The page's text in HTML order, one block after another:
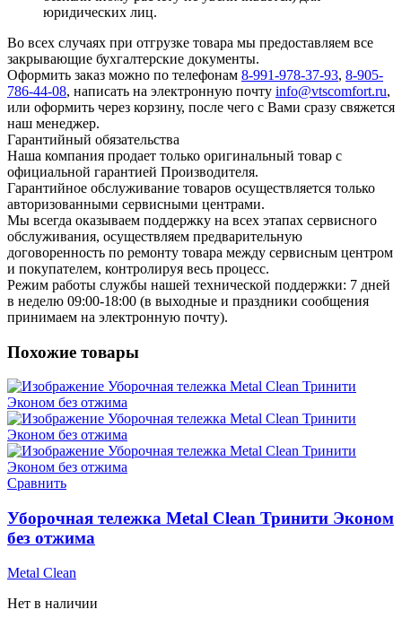
юридических лиц.
Во всех случаях при отгрузке товара мы предоставляем все
закрывающие бухгалтерские документы.
Оформить заказ можно по телефонам 8-991-978-37-93, 8-905-
786-44-08, написать на электронную почту info@vtscomfort.ru,
или оформить через корзину, после чего с Вами сразу свяжется
наш менеджер.
Гарантийный обязательства
Наша компания продает только оригинальный товар с
официальной гарантией Производителя.
Гарантийное обслуживание товаров осуществляется только
авторизованными сервисными центрами.
Мы всегда оказываем поддержку на всех этапах сервисного
обслуживания, осуществляем предварительную
договоренность по ремонту товара между сервисным центром
и покупателем, контролируя весь процесс.
Режим работы службы нашей технической поддержки: 7 дней
в неделю 09:00-18:00 (в выходные и праздники сообщения
принимаем на электронную почту).
Похожие товары
Сравнить
Уборочная тележка Metal Clean Тринити Эконом
без отжима
Metal Clean
Нет в наличии